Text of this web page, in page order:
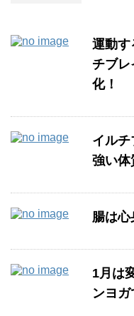
運動す
チブ
化！
イルチ
強い体
腸は
1月は
ンヨ